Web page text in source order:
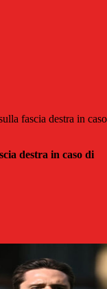
fascia destra in caso
destra in caso di